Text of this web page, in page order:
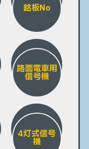
銘板No
路面電車用
信号機
4灯式信号
機